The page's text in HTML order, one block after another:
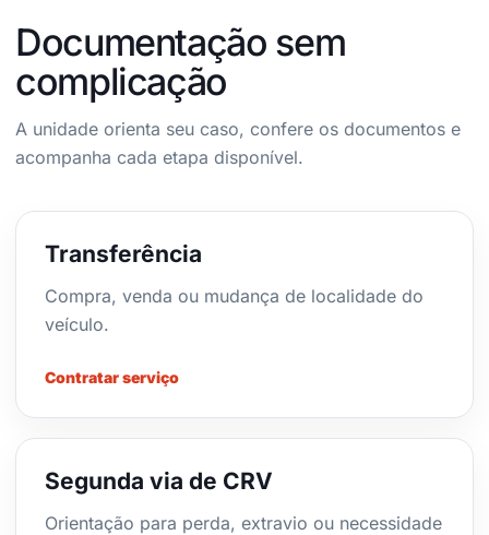
Documentação sem
complicação
A unidade orienta seu caso, confere os documentos e
acompanha cada etapa disponível.
Transferência
Compra, venda ou mudança de localidade do
veículo.
Contratar serviço
Segunda via de CRV
Orientação para perda, extravio ou necessidade